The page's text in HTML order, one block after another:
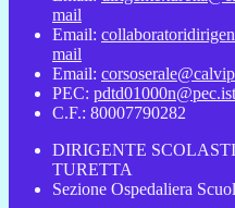
mail
Email:
mail
Email:
PEC:
C.F.: 80007790282
DIRIGENTE
TURETTA
Sezione Ospedaliera